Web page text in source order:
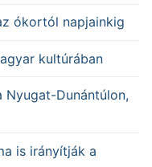
ókortól napjainkig
kultúrában
Dunántúlon,
is irányítják a